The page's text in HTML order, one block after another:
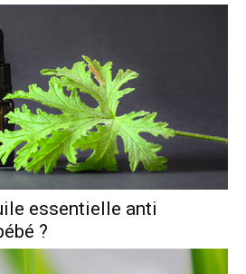
essentielle anti
?